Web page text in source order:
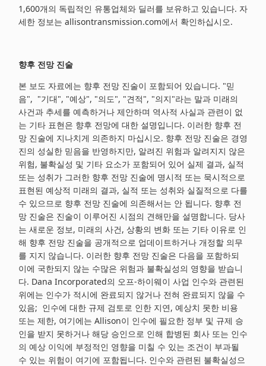
1,600개의 독립적인 유통업체와 딜러를 보유하고 있습니다. 자
세한 정보는 allisontransmission.com에서 확인하십시오.
향후 전망 진술
본 보도 자료에는 향후 전망 진술이 포함되어 있습니다. "믿
음", "기대", "예상", "의도", "견적", "의지"라는 말과 미래의
사건과 추세를 예측하거나 제안하며 역사적 사실과 관련이 없
는 기타 표현은 향후 전망에 대한 설명입니다. 이러한 향후 전
망 진술에 지나치게 의존하지 마십시오. 향후 전망 진술은 경영
진의 성실한 믿음을 반영하지만, 알려진 위험과 알려지지 않은
위험, 불확실성 및 기타 요소가 포함되어 있어 실제 결과, 실적
또는 성취가 그러한 향후 전망 진술에 명시적 또는 묵시적으로
표현된 예상적 미래의 결과, 실적 또는 성취와 실질적으로 다를
수 있으므로 향후 전망 진술에 의존해서는 안 됩니다. 향후 전
망 진술은 진술이 이루어진 시점의 견해만을 설명합니다. 당사
는 새로운 정보, 미래의 사건, 상황의 변화 또는 기타 이유로 인
해 향후 전망 진술을 공개적으로 업데이트하거나 개정할 의무
를 지지 않습니다. 이러한 향후 전망 진술은 다음을 포함하되
이에 국한되지 않는 수많은 위험과 불확실성의 영향을 받습니
다. Dana Incorporated의 오프-하이웨이 사업 인수와 관련된
위에는 인수가 적시에 완료되지 않거나 전혀 완료되지 않을 수
있음; 인수에 대한 규제 검토로 인한 지연, 예상치 못한 비용
또는 제한, 여기에는 Allison이 인수에 필요한 정부 및 규제 승
인을 받지 못하거나 해당 승인으로 인해 합병된 회사 또는 인수
의 예상 이익에 부정적인 영향을 미칠 수 있는 조건이 부과될
수 있는 위험이 여기에 포함됩니다. 인수와 관련된 불확실성으